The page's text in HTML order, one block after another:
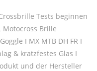
Tests beginnen
Motocross Brille
I MX MTB DH FR I
& kratzfestes Glas I
und der Hersteller